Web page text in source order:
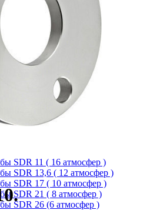
ПФРК для ПЭ труб
ПФРК удлинённая
ПФРК универсальная
напорные/безнапорные
трубы (Корсис)
для безнапорных труб ПНД
КОРСИС гофрированные для
SDR 11 ( 16 атмосфер )
SDR 13,6 ( 12 атмосфер )
SDR 17 ( 10 атмосфер )
SDR 21 ( 8 атмосфер )
SDR 26 (6 атмосфер )